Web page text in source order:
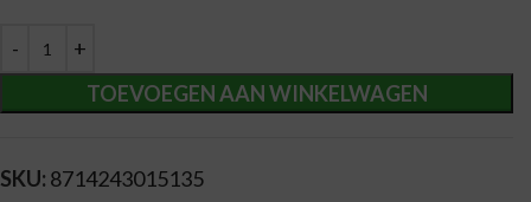
TOEVOEGEN AAN WINKELWAGEN
Alternative:
SKU: 8714243015135